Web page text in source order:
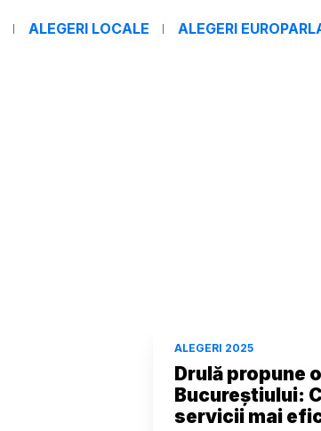
ALEGERI LOCALE ALEGERI
ALEGERI 2025
Drulă propune
Bucureștiului:
servicii mai